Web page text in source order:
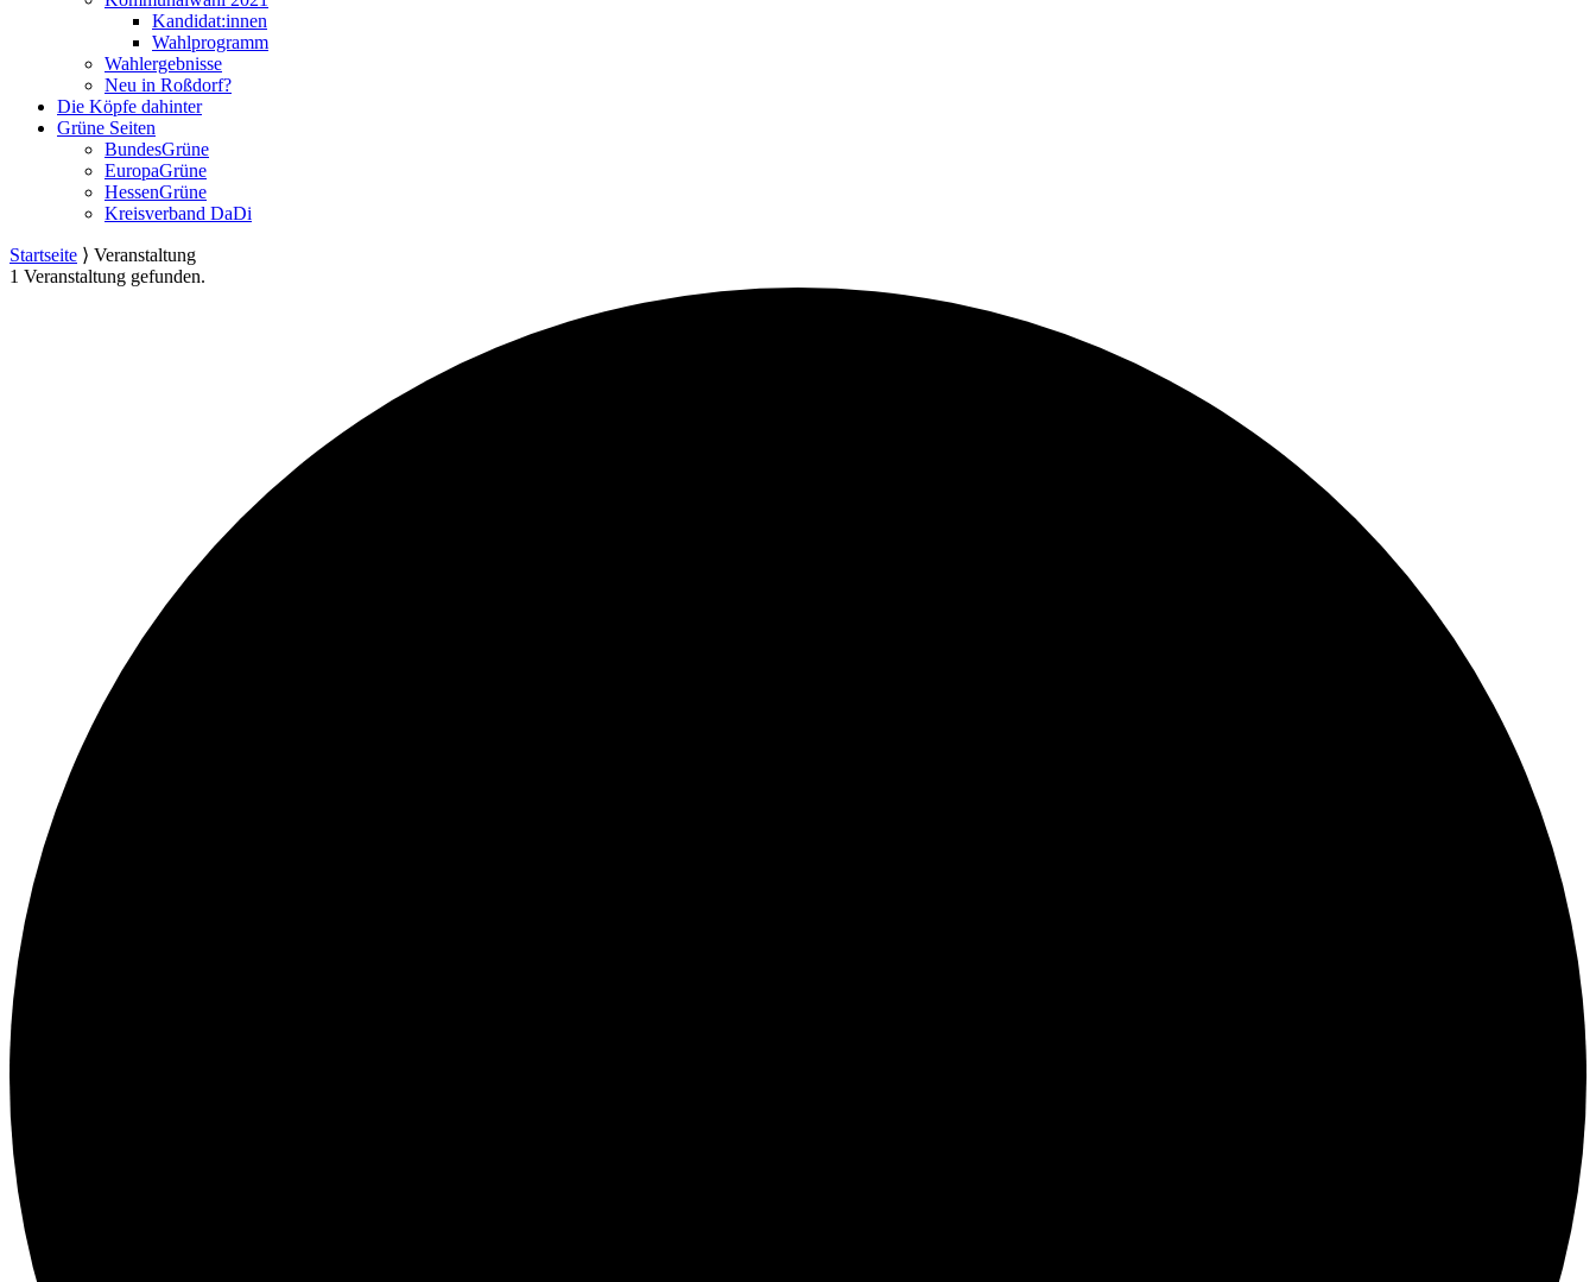
Kandidat:innen
Wahlprogramm
Wahlergebnisse
Neu in Roßdorf?
Die Köpfe dahinter
Grüne Seiten
BundesGrüne
EuropaGrüne
HessenGrüne
Kreisverband DaDi
Startseite ⟩ Veranstaltung
1 Veranstaltung gefunden.